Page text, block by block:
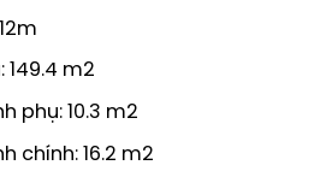
149.4 m2
phụ: 10.3 m2
chính: 16.2 m2